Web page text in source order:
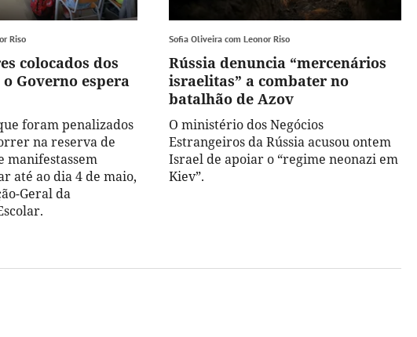
Riso
colocados dos
Governo espera
foram penalizados
na reserva de
manifestassem
até ao dia 4 de maio,
Geral da
Sofia Oliveira com Leonor Riso
Rússia denuncia “mercenários
israelitas” a combater no
batalhão de Azov
O ministério dos Negócios
Estrangeiros da Rússia acusou ontem
Israel de apoiar o “regime neonazi em
Kiev”.